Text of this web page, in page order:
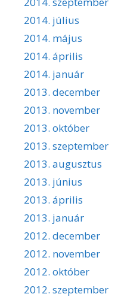
2014. július
2014. május
2014. április
2014. január
2013. december
2013. november
2013. október
2013. szeptember
2013. augusztus
2013. június
2013. április
2013. január
2012. december
2012. november
2012. október
2012. szeptember